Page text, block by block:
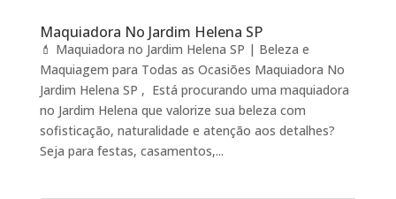
Maquiadora No Jardim Helena SP
💄 Maquiadora no Jardim Helena SP | Beleza e
Maquiagem para Todas as Ocasiões Maquiadora No
Jardim Helena SP , Está procurando uma maquiadora
no Jardim Helena que valorize sua beleza com
sofisticação, naturalidade e atenção aos detalhes?
Seja para festas, casamentos,...